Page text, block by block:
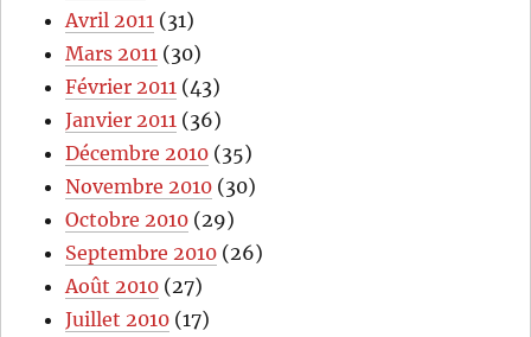
Avril 2011 (31)
Mars 2011 (30)
Février 2011 (43)
Janvier 2011 (36)
Décembre 2010 (35)
Novembre 2010 (30)
Octobre 2010 (29)
Septembre 2010 (26)
Août 2010 (27)
Juillet 2010 (17)